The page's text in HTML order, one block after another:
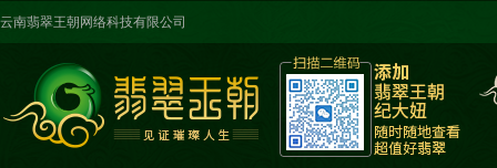
云南翡翠王朝网络科技有限公司